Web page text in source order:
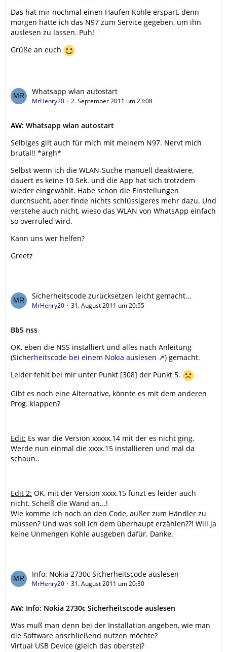
Das hat mir nochmal einen Haufen Kohle erspart, denn
morgen hätte ich das N97 zum Service gegeben, um ihn
auslesen zu lassen. Puh!
Grüße an euch
Whatsapp wlan autostart
MrHenry20 2. September 2011 um 23:08
AW: Whatsapp wlan autostart
Selbiges gilt auch für mich mit meinem N97. Nervt mich
brutal!! *argh*
Selbst wenn ich die WLAN-Suche manuell deaktiviere,
dauert es keine 10 Sek. und die App hat sich trotzdem
wieder eingewählt. Habe schon die Einstellungen
durchsucht, aber finde nichts schlüssigeres mehr dazu. Und
verstehe auch nicht, wieso das WLAN von WhatsApp einfach
so overruled wird.
Kann uns wer helfen?
Greetz
Sicherheitscode zurücksetzen leicht gemacht...
MrHenry20 31. August 2011 um 20:55
Bb5 nss
OK, eben die NSS installiert und alles nach Anleitung
(Sicherheitscode bei einem Nokia auslesen
) gemacht.
Leider fehlt bei mir unter Punkt [308] der Punkt 5.
Gibt es noch eine Alternative, könnte es mit dem anderen
Prog. klappen?
Edit: Es war die Version xxxxx.14 mit der es nicht ging.
Werde nun einmal die xxxx.15 installieren und mal da
schaun..
Edit 2: OK, mit der Version xxxx.15 funzt es leider auch
nicht. Scheiß die Wand an...!
Wie komme ich noch an den Code, außer zum Händler zu
müssen? Und was soll ich dem überhaupt erzählen??! Will ja
keine Unmengen Kohle ausgeben dafür. Danke.
Info: Nokia 2730c Sicherheitscode auslesen
MrHenry20 31. August 2011 um 20:30
AW: Info: Nokia 2730c Sicherheitscode auslesen
Was muß man denn bei der Installation angeben, wie man
die Software anschließend nutzen möchte?
Virtual USB Device (gleich das oberste)?